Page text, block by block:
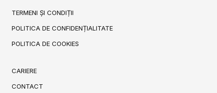
TERMENI ȘI CONDIȚII
POLITICA DE CONFIDENȚIALITATE
POLITICA DE COOKIES
CARIERE
CONTACT